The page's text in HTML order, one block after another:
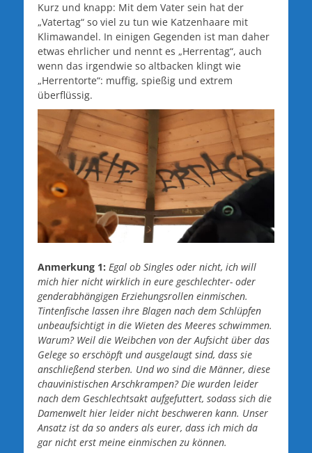
Kurz und knapp: Mit dem Vater sein hat der
„Vatertag“ so viel zu tun wie Katzenhaare mit
Klimawandel. In einigen Gegenden ist man daher
etwas ehrlicher und nennt es „Herrentag“, auch
wenn das irgendwie so altbacken klingt wie
„Herrentorte“: muffig, spießig und extrem
überflüssig.
Anmerkung 1: Egal ob Singles oder nicht, ich will
mich hier nicht wirklich in eure geschlechter- oder
genderabhängigen Erziehungsrollen einmischen.
Tintenfische lassen ihre Blagen nach dem Schlüpfen
unbeaufsichtigt in die Wieten des Meeres schwimmen.
Warum? Weil die Weibchen von der Aufsicht über das
Gelege so erschöpft und ausgelaugt sind, dass sie
anschließend sterben. Und wo sind die Männer, diese
chauvinistischen Arschkrampen? Die wurden leider
nach dem Geschlechtsakt aufgefuttert, sodass sich die
Damenwelt hier leider nicht beschweren kann. Unser
Ansatz ist da so anders als eurer, dass ich mich da
gar nicht erst meine einmischen zu können.